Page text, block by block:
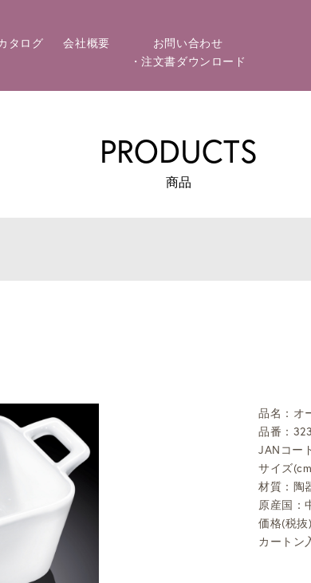
タログ 会社概要
お問い合わせ
・注文書ダウンロード
PRODUCTS
商品
品名：オ
品番：
JANコー
サイズ
材質：陶
原産国：
価格(税
カートン